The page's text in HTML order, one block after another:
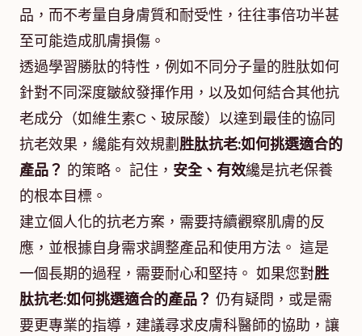
品，而不考量自身膚質和耐受性，往往事倍功半甚
至可能造成肌膚損傷。
透過學習勝肽的特性，例如不同分子量的胜肽如何
針對不同深度皺紋發揮作用，以及如何結合其他抗
老成分（如維生素C、玻尿酸）以達到最佳的協同
抗老效果，纔能有效規劃胜肽抗老:如何挑選適合的
產品？ 的策略。 記住， 安全、有效纔是抗老保養
的根本目標。
建立個人化的抗老方案，需要持續觀察肌膚的反
應，並根據自身需求調整產品和使用方法。 這是
一個長期的過程，需要耐心和堅持。 如果您對胜
肽抗老:如何挑選適合的產品？ 仍有疑問，或是需
要更專業的指導，建議尋求皮膚科醫師的協助，讓